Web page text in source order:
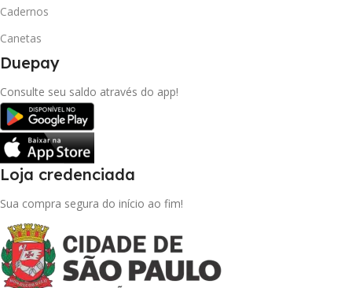
Cadernos
Canetas
Duepay
Consulte seu saldo através do app!
Loja credenciada
Sua compra segura do início ao fim!